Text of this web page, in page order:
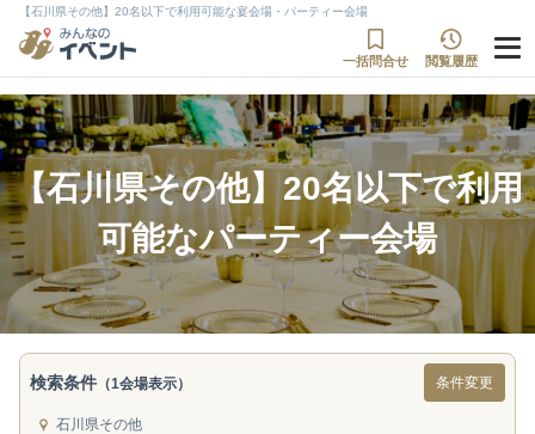
【石川県その他】20名以下で利用可能な宴会場・パーティー会場
一括問合せ 閲覧履歴
【石川県その他】20名以下で利用
可能なパーティー会場
検索条件 （1会場表示） 条件変更
石川県その他